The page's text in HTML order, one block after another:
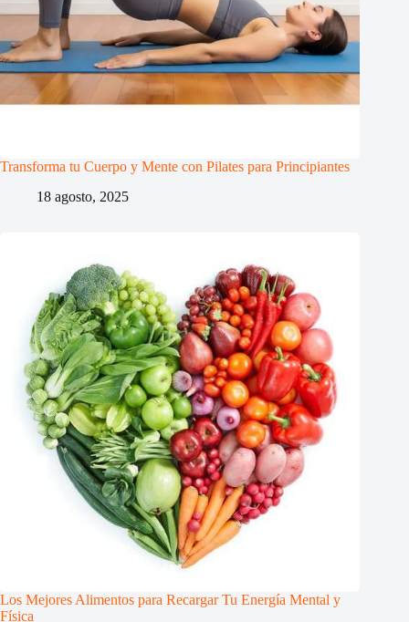
Transforma tu Cuerpo y Mente con Pilates para Principiantes
18 agosto, 2025
Los Mejores Alimentos para Recargar Tu Energía Mental y
Física